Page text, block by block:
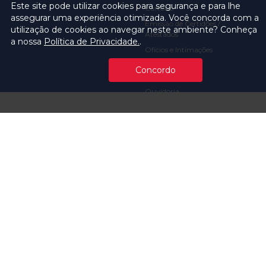
Este site pode utilizar cookies para segurança e para lhe
assegurar uma experiência otimizada. Você concorda com a
utilização de cookies ao navegar neste ambiente? Conheça
a nossa Política de Privacidade..
Concordo
Cartório
Emissão de Certidões /
Atestados
Ofícios e Intimações
Multas e
Procedimentos
Ouvidoria
Transparência Visite o TCMSP